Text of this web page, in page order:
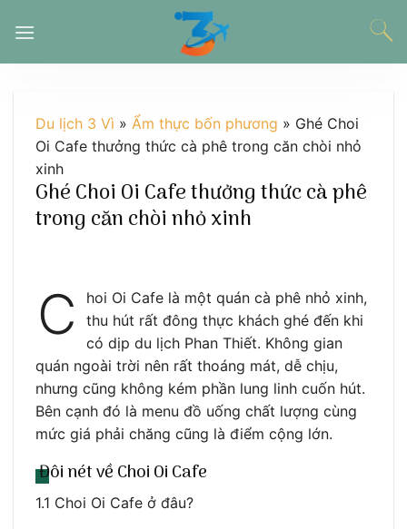
đến
Du lịch 3 Vì » Ẩm thực bốn phương » Ghé Choi
Oi Cafe thưởng thức cà phê trong căn chòi nhỏ
xinh
Ghé Choi Oi Cafe thưởng thức cà phê
trong căn chòi nhỏ xinh
C
hoi Oi Cafe là một quán cà phê nhỏ xinh,
thu hút rất đông thực khách ghé đến khi
có dịp du lịch Phan Thiết. Không gian
quán ngoài trời nên rất thoáng mát, dễ chịu,
nhưng cũng không kém phần lung linh cuốn hút.
Bên cạnh đó là menu đồ uống chất lượng cùng
mức giá phải chăng cũng là điểm cộng lớn.
Đôi nét về Choi Oi Cafe
1.1 Choi Oi Cafe ở đâu?